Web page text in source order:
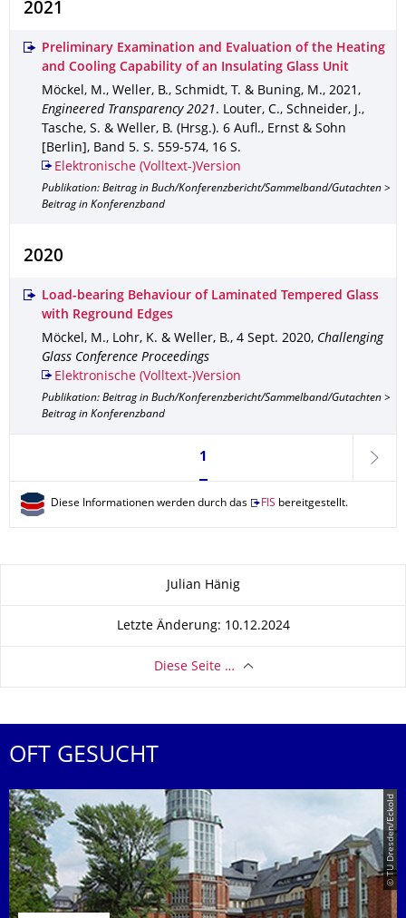
2021
Preliminary Examination and Evaluation of the Heating
and Cooling Capability of an Insulating Glass Unit
Möckel, M., Weller, B., Schmidt, T. & Buning, M., 2021 ,
Engineered Transparency 2021 . Louter, C., Schneider, J.,
Tasche, S. & Weller, B. (Hrsg.). 6 Aufl., Ernst & Sohn
[Berlin] , Band 5. S. 559-574, 16 S.
Elektronische (Volltext-)Version
Publikation: Beitrag in Buch/Konferenzbericht/Sammelband/Gutachten >
Beitrag in Konferenzband
2020
Load-bearing Behaviour of Laminated Tempered Glass
with Reground Edges
Möckel, M., Lohr, K. & Weller, B., 4 Sept. 2020, Challenging
Glass Conference Proceedings
Elektronische (Volltext-)Version
Publikation: Beitrag in Buch/Konferenzbericht/Sammelband/Gutachten >
Beitrag in Konferenzband
Seite 1, aktuell ausgewählt
1
weiter
Diese Informationen werden durch das FIS bereitgestellt.
Julian Hänig
Letzte Änderung: 10.12.2024
Diese Seite …
OFT GESUCHT
© TU Dresden/Eckold